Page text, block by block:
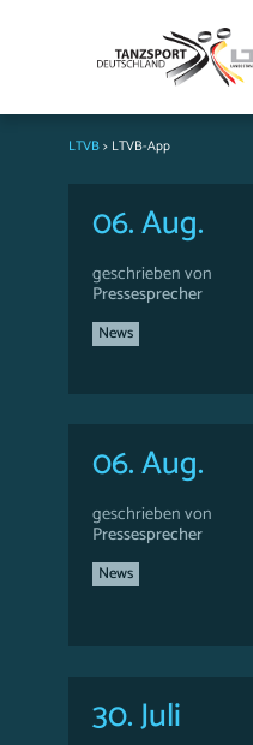
LTVB> LTVB-App
06. Aug.
geschrieben von
Pressesprecher
News
06. Aug.
geschrieben von
Pressesprecher
News
30. Juli